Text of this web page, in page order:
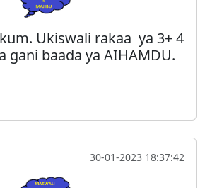
Ukiswali rakaa ya 3+ 4
gani baada ya AIHAMDU.
30-01-2023 18:37:42